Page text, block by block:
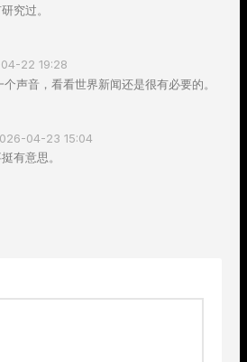
究过。
22 19:28
声音，看看世界新闻还是很有必要的。
04-23 15:04
有意思。